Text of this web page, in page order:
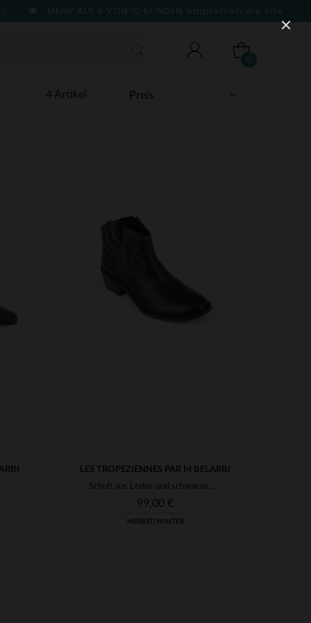
MEHR ALS 9 VON 10 KUNDEN empfehlen die Site
0
4 Artikel
LES TROPEZIENNES PAR M BELARBI
Schuh aus Leder und schwarzem Stoff
99,00 €
HERBST/WINTER